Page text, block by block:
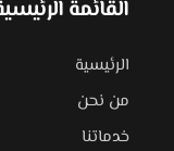
القائمة
الرئيسية
من نحن
خدماتنا